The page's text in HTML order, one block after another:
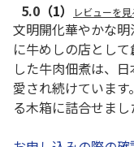
5.0 （1） レビューを見
文明開化華やかな
に牛めしの店とし
した牛肉佃煮は、
愛され続けていま
る木箱に詰合せまし